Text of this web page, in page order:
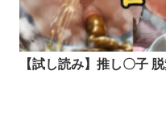
【試し読み】推し〇子